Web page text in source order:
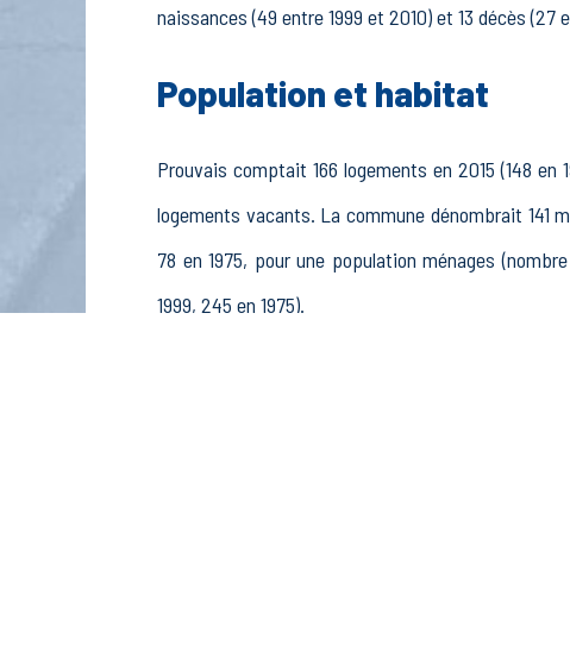
naissances (49 entre 1999 et 2010) et 13 décès (27
Population et habitat
Prouvais comptait 166 logements en 2015 (148 en
logements vacants. La commune dénombrait 141
78 en 1975, pour une population ménages
1999, 245 en 1975).